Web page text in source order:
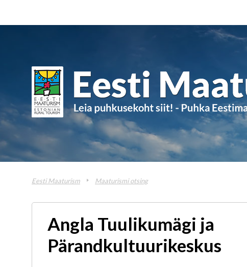
Eesti Maaturism Maaturismi otsing
Angla Tuulikumägi ja
Pärandkultuurikeskus